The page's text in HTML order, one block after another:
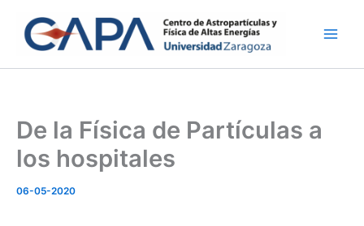
contenido
De la Física de Partículas a
los hospitales
06-05-2020